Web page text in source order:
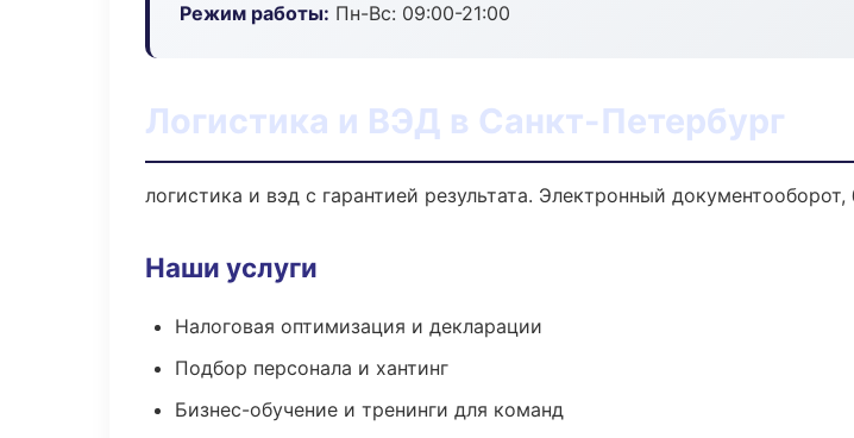
Режим работы: Пн-Вс: 09:00-21:00
Логистика и ВЭД в Санкт-Петербург
логистика и вэд с гарантией результата. Электронный
Наши услуги
Налоговая оптимизация и декларации
Подбор персонала и хантинг
Бизнес-обучение и тренинги для команд